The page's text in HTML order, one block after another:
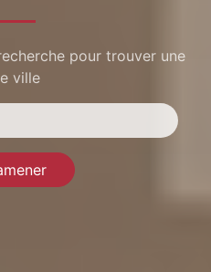
pour trouver une
ville